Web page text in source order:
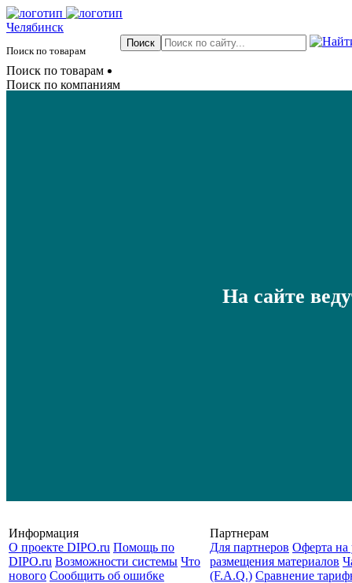
Челябинск
Поиск по товарам
Поиск по товарам
Поиск по компаниям
На сайте
Информация
О проекте DIPO.ru Помощь по
DIPO.ru Возможности системы Что
нового Сообщить об ошибке
Партнерам
Для партнеров Оферта на
размещения материалов
(F.A.Q.) Cравнение